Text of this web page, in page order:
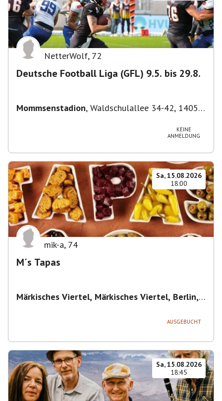
NetterWolf, 72
Deutsche Football Liga (GFL) 9.5. bis 29.8.
Mommsenstadion, Waldschulallee 34-42, 14055
KEINE
ANMELDUNG
Sa, 15.08.2026
18:00
mik-a, 74
M´s Tapas
Märkisches Viertel, Märkisches Viertel, Berlin,
AUSGEBUCHT
Sa, 15.08.2026
18:45